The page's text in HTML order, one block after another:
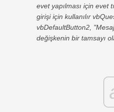
evet yapılması için evet
girişi için kullanılır
vbDefaultButton2,
değişkenin bir tamsayı